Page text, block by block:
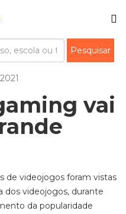
vai
de videojogos foram vistas
dos videojogos, durante
da popularidade